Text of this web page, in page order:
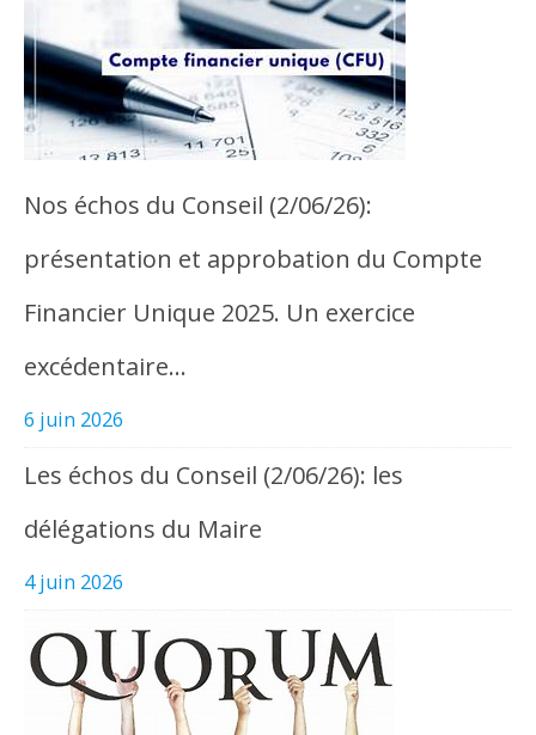
Nos échos du Conseil (2/06/26):
présentation et approbation du Compte
Financier Unique 2025. Un exercice
excédentaire…
6 juin 2026
Les échos du Conseil (2/06/26): les
délégations du Maire
4 juin 2026